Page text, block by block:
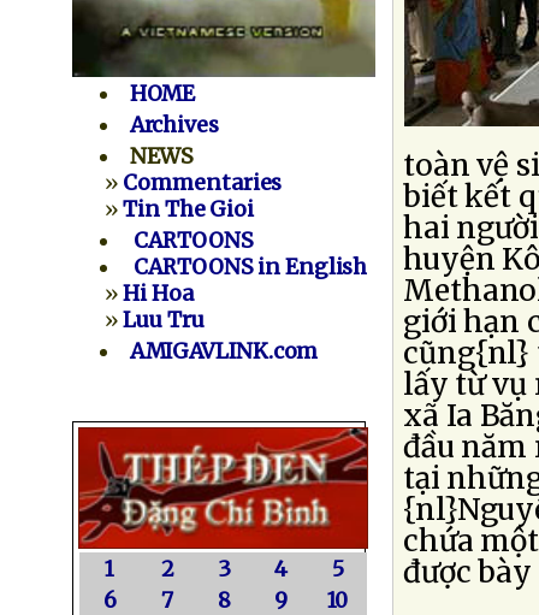
HOME
Archives
NEWS
» Commentaries
»Tin The Gioi
CARTOONS
CARTOONS in English
»Hi Hoa
»Luu Tru
AMIGAVLINK.com
1 2 3 4
5
6
7 8 9
10
toàn vệ
biết kết
hai
huyện
giới hạn
cũng{nl}
lấy từ vụ
xã Ia
đầu
tại
chứa
được